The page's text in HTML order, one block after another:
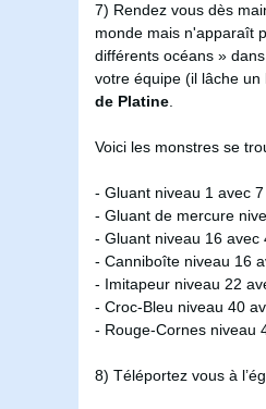
7) Rendez vous dès
monde mais n'apparaît
différents océans »
votre équipe (il lâche un
de Platine.
Voici les monstres se
- Gluant niveau 1 avec 7
- Gluant de mercure
- Gluant niveau 16 avec
- Canniboîte niveau 16
- Imitapeur niveau 22
- Croc-Bleu niveau 40
- Rouge-Cornes niveau
8) Téléportez vous à